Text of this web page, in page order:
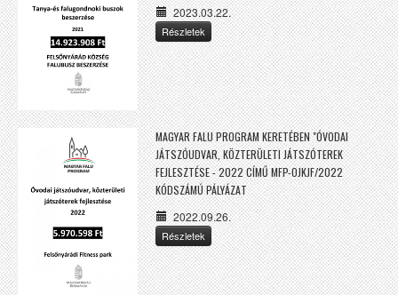
2023.03.22.
Részletek
MAGYAR FALU PROGRAM KERETÉBEN "ÓVODAI
JÁTSZÓUDVAR, KÖZTERÜLETI JÁTSZÓTEREK
FEJLESZTÉSE - 2022 CÍMŰ MFP-OJKJF/2022
KÓDSZÁMÚ PÁLYÁZAT
2022.09.26.
Részletek